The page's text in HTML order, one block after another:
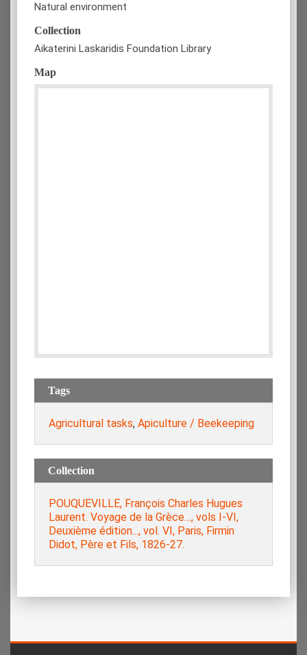
Natural environment
Collection
Aikaterini Laskaridis Foundation Library
Map
Tags
Agricultural tasks, Apiculture / Beekeeping
Collection
POUQUEVILLE, François Charles Hugues
Laurent. Voyage de la Grèce…, vols I-VI,
Deuxième édition..., vol. VI, Paris, Firmin
Didot, Père et Fils, 1826-27.